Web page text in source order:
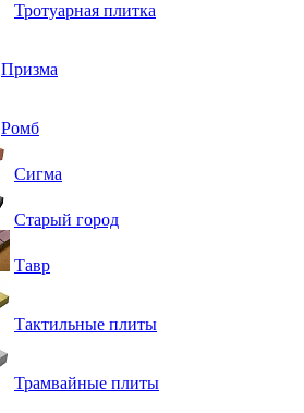
Тротуарная плитка
Призма
Ромб
Сигма
Старый город
Тавр
Тактильные плиты
Трамвайные плиты